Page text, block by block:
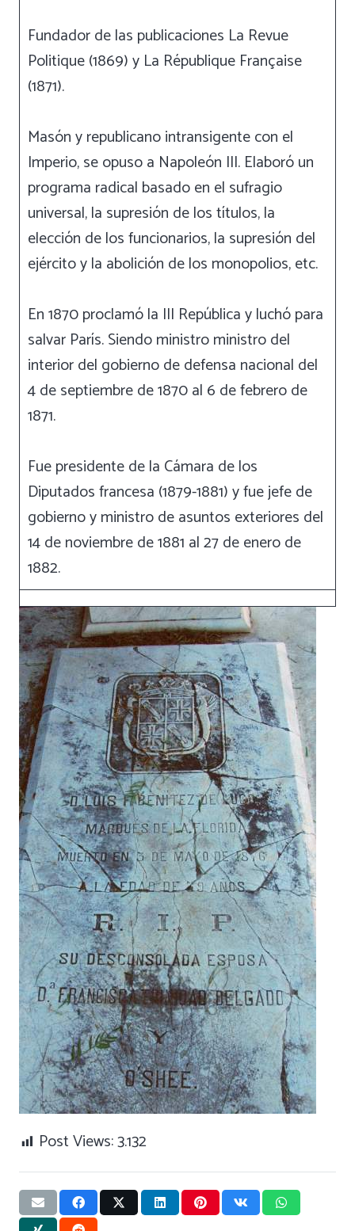
Fundador de las publicaciones La Revue
Politique (1869) y La République Française
(1871).
Masón y republicano intransigente con el
Imperio, se opuso a Napoleón III. Elaboró un
programa radical basado en el sufragio
universal, la supresión de los títulos, la
elección de los funcionarios, la supresión del
ejército y la abolición de los monopolios, etc.
En 1870 proclamó la III República y luchó para
salvar París. Siendo ministro ministro del
interior del gobierno de defensa nacional del
4 de septiembre de 1870 al 6 de febrero de
1871.
Fue presidente de la Cámara de los
Diputados francesa (1879-1881) y fue jefe de
gobierno y ministro de asuntos exteriores del
14 de noviembre de 1881 al 27 de enero de
1882.
Post Views:3.132